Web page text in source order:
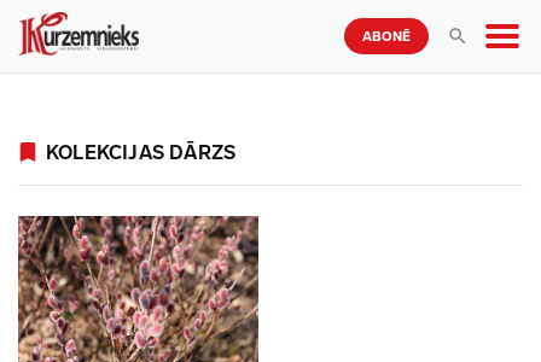
ABONĒ
KOLEKCIJAS DĀRZS